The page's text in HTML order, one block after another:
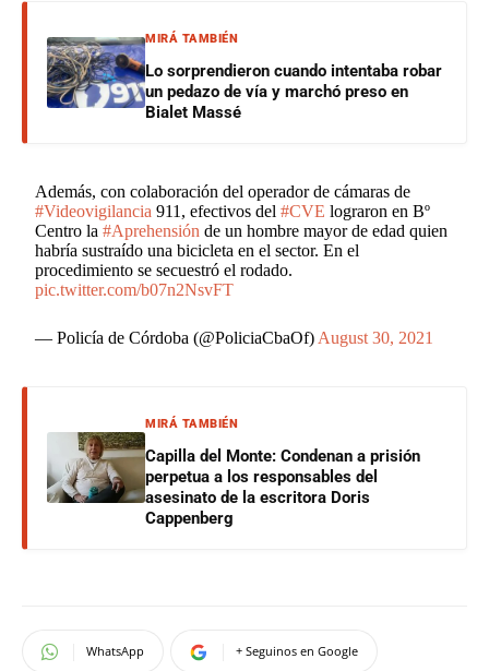
MIRÁ TAMBIÉN
Lo sorprendieron cuando intentaba robar
un pedazo de vía y marchó preso en
Bialet Massé
Además, con colaboración del operador de cámaras de
#Videovigilancia 911, efectivos del#CVE lograron en Bº
Centro la#Aprehensión de un hombre mayor de edad quien
habría sustraído una bicicleta en el sector. En el
procedimiento se secuestró el rodado.
pic.twitter.com/b07n2NsvFT
— Policía de Córdoba (@PoliciaCbaOf) August 30, 2021
MIRÁ TAMBIÉN
Capilla del Monte: Condenan a prisión
perpetua a los responsables del
asesinato de la escritora Doris
Cappenberg
WhatsApp + Seguinos en Google